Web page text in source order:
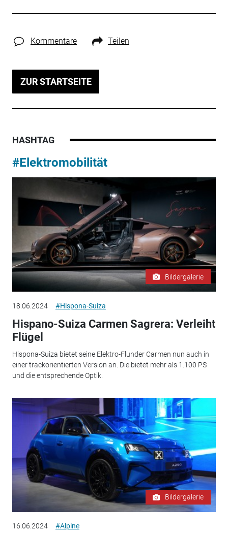
Kommentare Teilen
ZUR STARTSEITE
HASHTAG
#Elektromobilität
Bildergalerie
18.06.2024 #Hispona-Suiza
Hispano-Suiza Carmen Sagrera: Verleiht
Flügel
Hispona-Suiza bietet seine Elektro-Flunder Carmen nun auch in
einer trackorientierten Version an. Die bietet mehr als 1.100 PS
und die entsprechende Optik.
Bildergalerie
16.06.2024 #Alpine